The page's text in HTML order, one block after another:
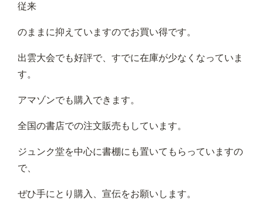
従来
のままに抑えていますのでお買い得です。
出雲大会でも好評で、すでに在庫が少なくなっていま
す。
アマゾンでも購入できます。
全国の書店での注文販売もしています。
ジュンク堂を中心に書棚にも置いてもらっていますの
で、
ぜひ手にとり購入、宣伝をお願いします。